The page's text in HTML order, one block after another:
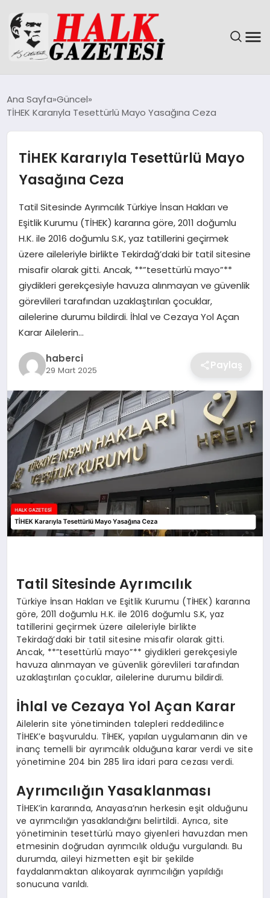
EĞITIM
EKONOMI
SPOR
YAŞAM
Ana Sayfa Güncel
TİHEK Kararıyla Tesettürlü Mayo Yasağına Ceza
TİHEK Kararıyla Tesettürlü Mayo
Yasağına Ceza
Tatil Sitesinde Ayrımcılık Türkiye İnsan Hakları ve
Eşitlik Kurumu (TİHEK) kararına göre, 2011 doğumlu
H.K. ile 2016 doğumlu S.K, yaz tatillerini geçirmek
üzere aileleriyle birlikte Tekirdağ’daki bir tatil sitesine
misafir olarak gitti. Ancak, **”tesettürlü mayo”**
giydikleri gerekçesiyle havuza alınmayan ve güvenlik
görevlileri tarafından uzaklaştırılan çocuklar,
ailelerine durumu bildirdi. İhlal ve Cezaya Yol Açan
Karar Ailelerin…
haberci
29 Mart 2025 Paylaş
Tatil Sitesinde Ayrımcılık
Türkiye İnsan Hakları ve Eşitlik Kurumu (TİHEK) kararına
göre, 2011 doğumlu H.K. ile 2016 doğumlu S.K, yaz
tatillerini geçirmek üzere aileleriyle birlikte
Tekirdağ’daki bir tatil sitesine misafir olarak gitti.
Ancak, **”tesettürlü mayo”** giydikleri gerekçesiyle
havuza alınmayan ve güvenlik görevlileri tarafından
uzaklaştırılan çocuklar, ailelerine durumu bildirdi.
İhlal ve Cezaya Yol Açan Karar
Ailelerin site yönetiminden talepleri reddedilince
TİHEK’e başvuruldu. TİHEK, yapılan uygulamanın din ve
inanç temelli bir ayrımcılık olduğuna karar verdi ve site
yönetimine 204 bin 285 lira idari para cezası verdi.
Ayrımcılığın Yasaklanması
TİHEK’in kararında, Anayasa’nın herkesin eşit olduğunu
ve ayrımcılığın yasaklandığını belirtildi. Ayrıca, site
yönetiminin tesettürlü mayo giyenleri havuzdan men
etmesinin doğrudan ayrımcılık olduğu vurgulandı. Bu
durumda, aileyi hizmetten eşit bir şekilde
faydalanmaktan alıkoyarak ayrımcılığın yapıldığı
sonucuna varıldı.